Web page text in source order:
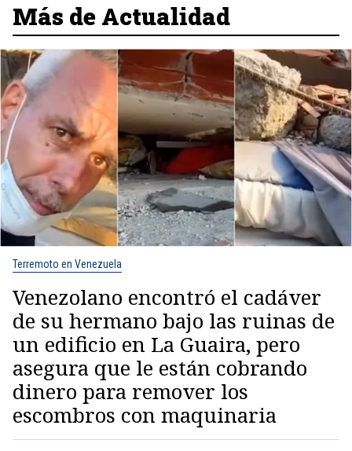
Más de Actualidad
Terremoto en Venezuela
Venezolano encontró el cadáver
de su hermano bajo las ruinas de
un edificio en La Guaira, pero
asegura que le están cobrando
dinero para remover los
escombros con maquinaria